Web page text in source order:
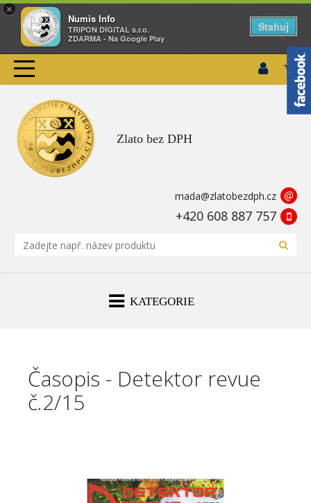
×
Numis Info
TRIPON DIGITAL s.r.o.
ZDARMA - Na Google Play
Stahuj
Zlato bez DPH
mada@zlatobezdph.cz @
+420 608 887 757
KATEGORIE
Časopis - Detektor revue
č.2/15